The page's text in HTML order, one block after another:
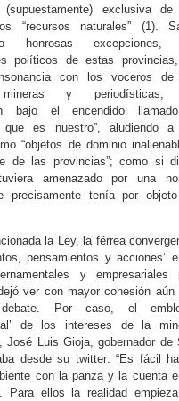
(supuestamente) exclusiva
“recursos naturales” (1).
honrosas excepciones,
políticos de estas
con los voceros de
mineras y periodísticas,
bajo el encendido
que es nuestro”, aludiendo a
“objetos de dominio
de las provincias”; como si
amenazado por una
precisamente tenía por
la Ley, la férrea
pensamientos y acciones’
y empresariales
ver con mayor cohesión aún
Por caso, el
de los intereses de la
José Luis Gioja, gobernador de
desde su twitter: “Es fácil
con la panza y la cuenta
Para ellos la realidad